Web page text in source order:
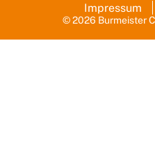
© 2026 Burmeister
Impressum